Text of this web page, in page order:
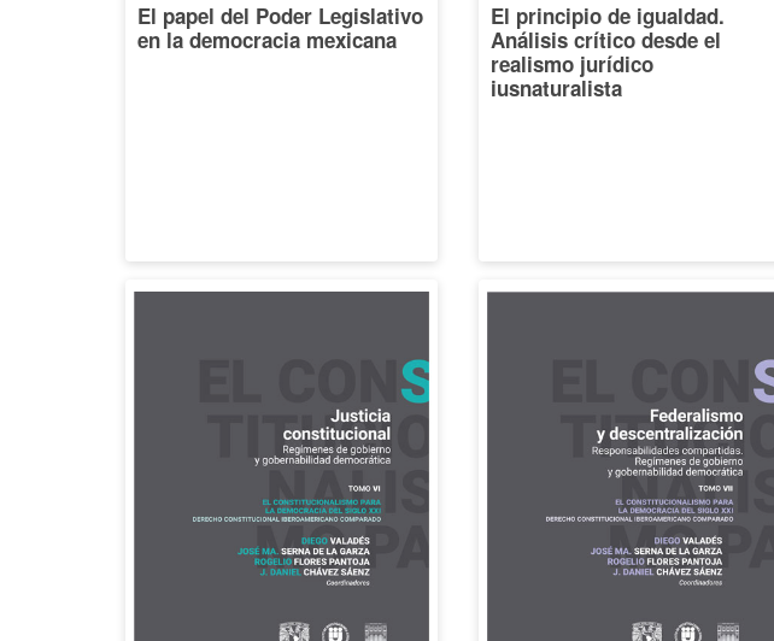
El papel del Poder Legislativo
en la democracia mexicana
El principio de igualdad.
Análisis crítico desde el
realismo jurídico
iusnaturalista